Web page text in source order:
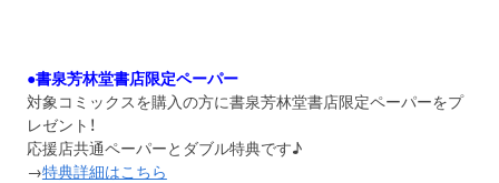
●書泉芳林堂書店限定ペーパー
対象コミックスを購入の方に書泉芳林堂書店限定ペーパーをプ
レゼント！
応援店共通ペーパーとダブル特典です♪
→特典詳細はこちら